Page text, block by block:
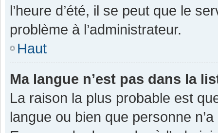
l’heure d’été, il se peut que le
problème à l’administrateur.
Haut
Ma langue n’est pas dans la
La raison la plus probable est
langue ou bien que personne